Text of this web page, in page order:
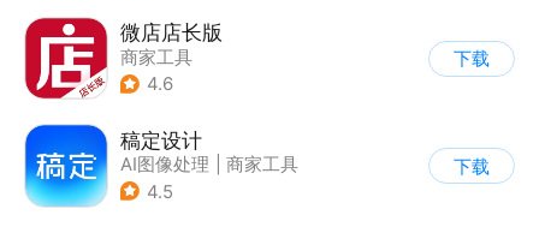
微店店长版
商家工具
4.6
下载
稿定设计
AI图像处理
商家工具
4.5
下载